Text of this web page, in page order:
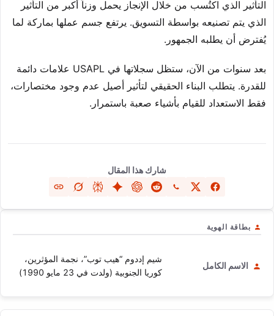
التأثير الذي اكتُسب من خلال الإنجاز يحمل وزناً أكبر من التأثير
الذي يتم تصنيعه بواسطة التسويق. يرتفع جسم عملها بماركة لما
يُفترض أن يطلبه الجمهور.
بعد سنوات من الآن، ستظل سجلاتها في USAPL علامات دائمة
للقدرة. يتطلب البناء الحقيقي لتأثير أصيل عدم وجود مختصارات،
فقط الاستعداد للقيام بأشياء صعبة باستمرار.
شارك هذا المقال
بطاقة الهوية
الاسم الكامل
شيم إددوم “هيب توب”، نجمة المؤثرين،
كوريا الجنوبية (ولدت في 23 مايو 1990)